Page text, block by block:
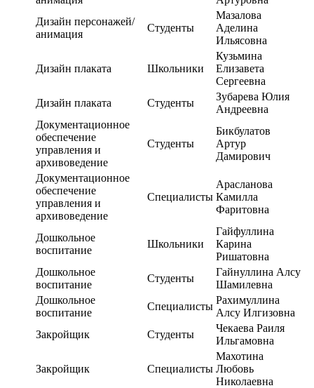
Дизайн персонажей/
анимация
Студенты
Мазалова
Аделина
Ильясовна
Дизайн плаката Школьники
Кузьмина
Елизавета
Сергеевна
Дизайн плаката
Студенты
Зубарева Юлия
Андреевна
Документационное
обеспечение
управления и
архивоведение
Студенты
Бикбулатов
Артур
Дамирович
Документационное
обеспечение
управления и
архивоведение
Специалисты
Арасланова
Камилла
Фаритовна
Дошкольное
воспитание
Школьники
Гайфуллина
Карина
Ришатовна
Дошкольное
воспитание
Студенты
Гайнуллина Алсу
Шамилевна
Дошкольное
воспитание
Специалисты
Рахимуллина
Алсу Илгизовна
Закройщик
Студенты
Чекаева Раиля
Ильгамовна
Закройщик Специалисты
Махотина
Любовь
Николаевна